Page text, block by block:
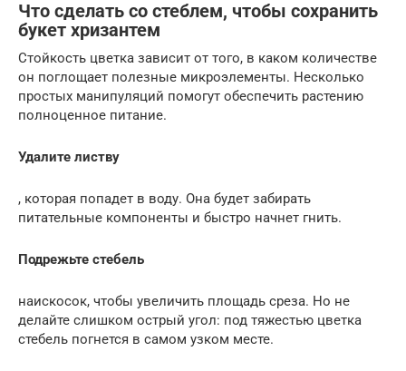
Что сделать со стеблем, чтобы сохранить
букет хризантем
Стойкость цветка зависит от того, в каком количестве
он поглощает полезные микроэлементы. Несколько
простых манипуляций помогут обеспечить растению
полноценное питание.
Удалите листву
, которая попадет в воду. Она будет забирать
питательные компоненты и быстро начнет гнить.
Подрежьте стебель
наискосок, чтобы увеличить площадь среза. Но не
делайте слишком острый угол: под тяжестью цветка
стебель погнется в самом узком месте.